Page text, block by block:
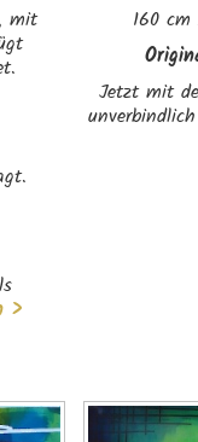
mit
>
160
Jetzt mit